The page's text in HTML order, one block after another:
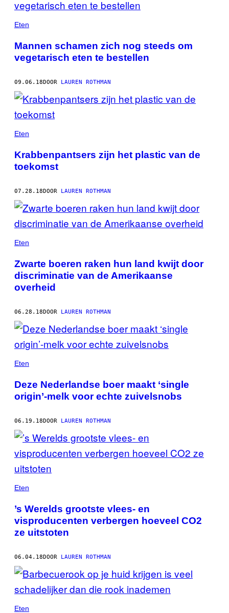
Eten
Mannen schamen zich nog steeds om
vegetarisch eten te bestellen
09.06.18DOOR LAUREN ROTHMAN
Eten
Krabbenpantsers zijn het plastic van de
toekomst
07.28.18DOOR LAUREN ROTHMAN
Eten
Zwarte boeren raken hun land kwijt door
discriminatie van de Amerikaanse
overheid
06.28.18DOOR LAUREN ROTHMAN
Eten
Deze Nederlandse boer maakt ‘single
origin’-melk voor echte zuivelsnobs
06.19.18DOOR LAUREN ROTHMAN
Eten
’s Werelds grootste vlees- en
visproducenten verbergen hoeveel CO2
ze uitstoten
06.04.18DOOR LAUREN ROTHMAN
Eten